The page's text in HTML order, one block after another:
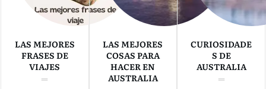
LAS MEJORES
FRASES DE
VIAJES
LAS MEJORES
COSAS PARA
HACER EN
AUSTRALIA
CURIOSIDADE
S DE
AUSTRALIA